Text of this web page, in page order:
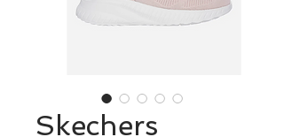
Skechers